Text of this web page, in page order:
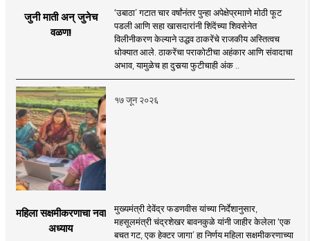
जुनी माती अन् जुनेच
वळण!
‘उबाठा’ गटात चार वर्षांनंतर पुन्हा अपेक्षेप्रमााणे मोठी फूट
पडली आणि सहा खासदारांनी शिंदेंच्या शिवसेनेत
विलीनीकरण केल्याने उद्धव ठाकरेंचे राजकीय अस्तित्वच
धोक्यात आले. ठाकरेंचा पराकोटीचा अहंकार आणि संवादाचा
अभाव, यामुळेच हा दुसर्‍या फुटीचाही अंक ..
१७ जून २०२६
महिला सक्षमीकरणाचा नवा
अध्याय
मुख्यमंत्री देवेंद्र फडणवीस यांच्या निर्देशानुसार,
महसूलमंत्री चंद्रशेखर बावनकुळे यांनी जाहीर केलेला ‘एक
बचत गट, एक हेक्टर जागा’ हा निर्णय महिला सक्षमीकरणाच्या